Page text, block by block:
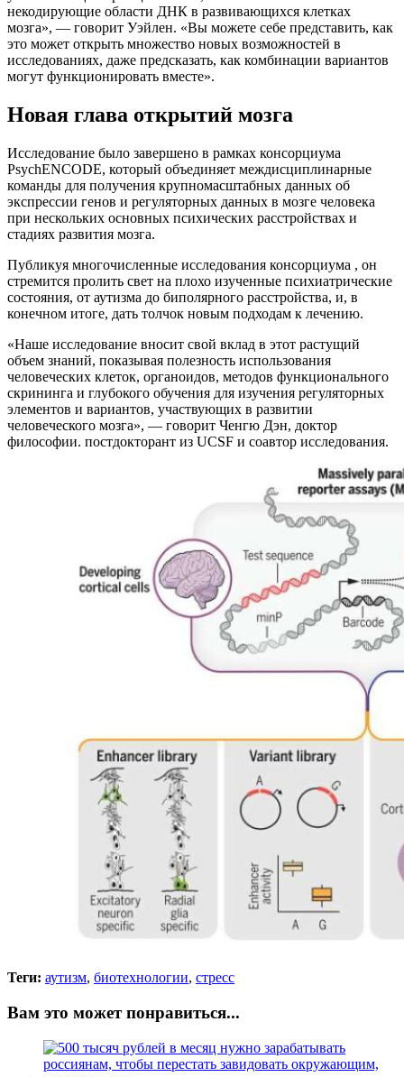
некодирующие области ДНК в развивающихся клетках
мозга», — говорит Уэйлен. «Вы можете себе представить, как
это может открыть множество новых возможностей в
исследованиях, даже предсказать, как комбинации вариантов
могут функционировать вместе».
Новая глава открытий мозга
Исследование было завершено в рамках консорциума
PsychENCODE, который объединяет междисциплинарные
команды для получения крупномасштабных данных об
экспрессии генов и регуляторных данных в мозге человека
при нескольких основных психических расстройствах и
стадиях развития мозга.
Публикуя многочисленные исследования консорциума , он
стремится пролить свет на плохо изученные психиатрические
состояния, от аутизма до биполярного расстройства, и, в
конечном итоге, дать толчок новым подходам к лечению.
«Наше исследование вносит свой вклад в этот растущий
объем знаний, показывая полезность использования
человеческих клеток, органоидов, методов функционального
скрининга и глубокого обучения для изучения регуляторных
элементов и вариантов, участвующих в развитии
человеческого мозга», — говорит Ченгю Дэн, доктор
философии. постдокторант из UCSF и соавтор исследования.
Теги: аутизм, биотехнологии, стресс
Вам это может понравиться...